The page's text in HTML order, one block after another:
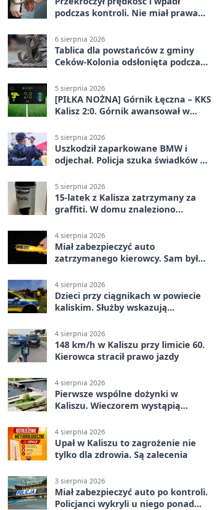
podczas kontroli. Nie miał prawa
6 sierpnia 2026
Tablica dla powstańców z gminy
Ceków-Kolonia odsłonięta podczas
5 sierpnia 2026
[PIŁKA NOŻNA] Górnik Łęczna – KKS
Kalisz 2:0. Górnik awansował w
5 sierpnia 2026
Uszkodził zaparkowane BMW i
odjechał. Policja szuka świadków w
5 sierpnia 2026
15-latek z Kalisza zatrzymany za
graffiti. W domu znaleziono
4 sierpnia 2026
Miał zabezpieczyć auto
zatrzymanego kierowcy. Sam był
4 sierpnia 2026
Dzieci przy ciągnikach w powiecie
kaliskim. Służby wskazują
4 sierpnia 2026
148 km/h w Kaliszu przy limicie 60.
Kierowca stracił prawo jazdy
4 sierpnia 2026
Pierwsze wspólne dożynki w
Kaliszu. Wieczorem wystąpią
4 sierpnia 2026
Upał w Kaliszu to zagrożenie nie
tylko dla zdrowia. Są zalecenia
3 sierpnia 2026
Miał zabezpieczyć auto po kontroli.
Policjanci wykryli u niego ponad